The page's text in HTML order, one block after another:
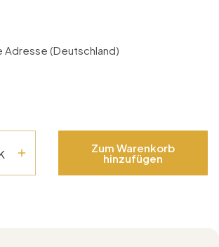
(Deutschland)
Zum Warenkorb
hinzufügen